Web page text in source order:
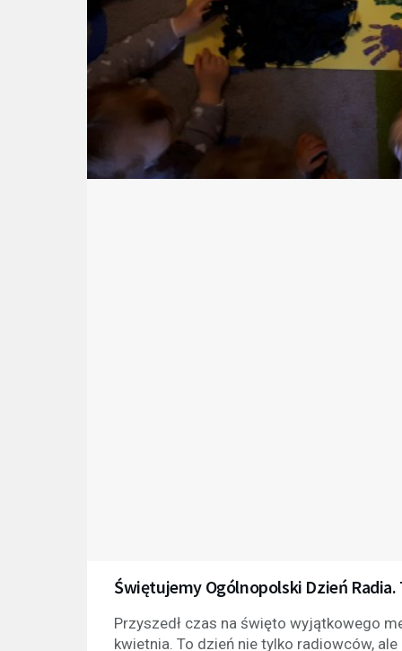
Świętujemy Ogólnopolski Dzień
Przyszedł czas na święto wyjątkowego
kwietnia. To dzień nie tylko radiowców,